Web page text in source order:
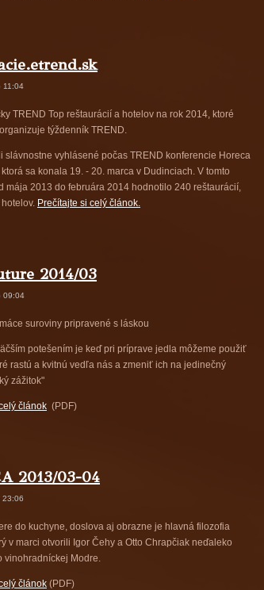
11:04
TREND Top reštaurácií a hotelov na rok 2014, ktoré
týždenník TREND.
slávnostne vyhlásené počas TREND konferencie Horeca
sa konala 19. - 20. marca v Dudinciach. V tomto
mája 2013 do februára 2014 hodnotilo 240 reštaurácií,
Prečítajte si celý článok.
2014/03
09:04
suroviny pripravené s láskou
potešením je keď pri príprave jedla môžeme použiť
rastú a kvitnú vedľa nás a zmeniť ich na jedinečný
zážitok"
článok (PDF)
2013/03-04
23:06
do kuchyne, doslova aj obrazne je hlavná filozofia
v marci otvorili Igor Čehy a Otto Chrapčiak neďaleko
vinohradníckej Modre.
článok (PDF)